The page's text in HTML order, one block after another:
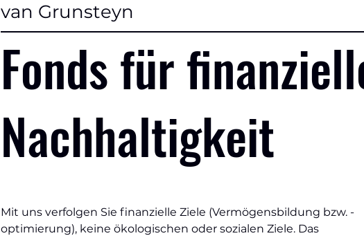
van Grunsteyn
Fonds für
Nachhaltigkeit
Mit uns verfolgen Sie finanzielle Ziele (Vermögensbildung bzw. -
optimierung), keine ökologischen oder sozialen Ziele. Das